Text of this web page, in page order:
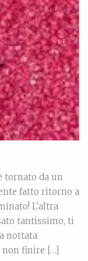
tornato da un
fatto ritorno a
L’altra
tantissimo, ti
nottata
non finire […]